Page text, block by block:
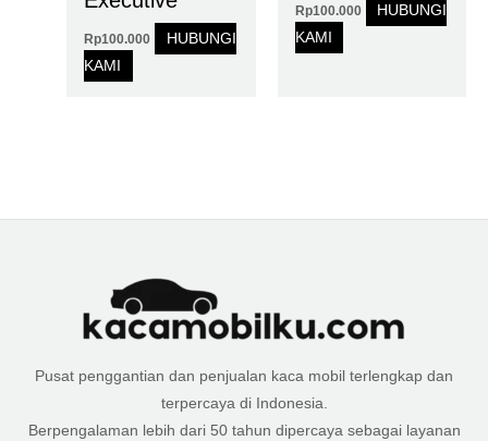
Rp100.000
HUBUNGI
KAMI
Rp100.000
HUBUNGI
KAMI
Pusat penggantian dan penjualan kaca mobil terlengkap dan
terpercaya di Indonesia.
Berpengalaman lebih dari 50 tahun dipercaya sebagai layanan